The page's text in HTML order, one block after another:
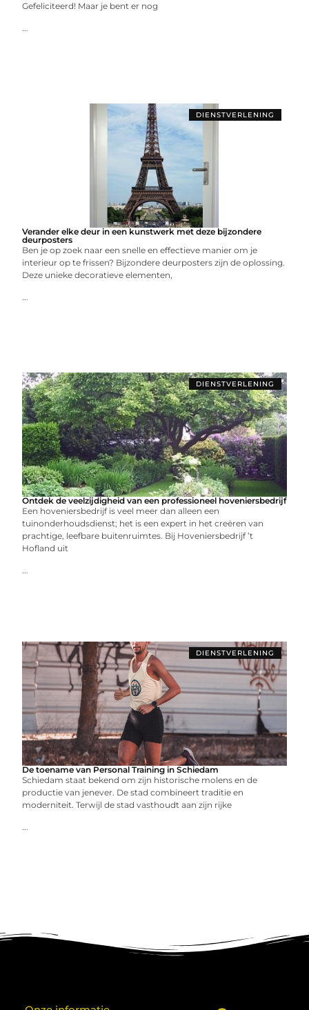
Gefeliciteerd! Maar je bent er nog
...
DIENSTVERLENING
Verander elke deur in een kunstwerk met deze bijzondere
deurposters
Ben je op zoek naar een snelle en effectieve manier om je
interieur op te frissen? Bijzondere deurposters zijn de oplossing.
Deze unieke decoratieve elementen,
...
DIENSTVERLENING
Ontdek de veelzijdigheid van een professioneel hoveniersbedrijf
Een hoveniersbedrijf is veel meer dan alleen een
tuinonderhoudsdienst; het is een expert in het creëren van
prachtige, leefbare buitenruimtes. Bij Hoveniersbedrijf ’t
Hofland uit
...
DIENSTVERLENING
De toename van Personal Training in Schiedam
Schiedam staat bekend om zijn historische molens en de
productie van jenever. De stad combineert traditie en
moderniteit. Terwijl de stad vasthoudt aan zijn rijke
...